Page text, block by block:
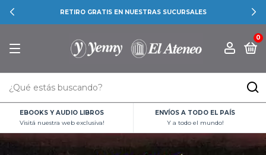
RETIRO GRATIS EN NUESTRAS SUCURSALES
0
EBOOKS Y AUDIO LIBROS
Visitá nuestra web exclusiva!
ENVÍOS A TODO EL PAÍS
Y a todo el mundo!